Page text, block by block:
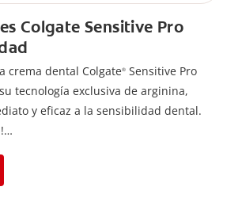
Colgate Sensitive Pro
crema dental Colgate® Sensitive Pro
tecnología exclusiva de arginina,
y eficaz a la sensibilidad dental.
y duradero causado por la